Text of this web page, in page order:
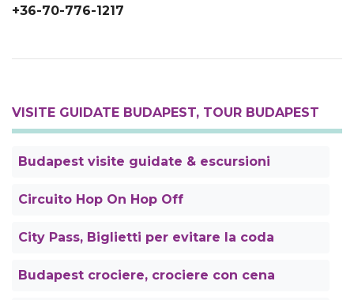
+36-70-776-1217
VISITE GUIDATE BUDAPEST, TOUR BUDAPEST
Budapest visite guidate & escursioni
Circuito Hop On Hop Off
City Pass, Biglietti per evitare la coda
Budapest crociere, crociere con cena